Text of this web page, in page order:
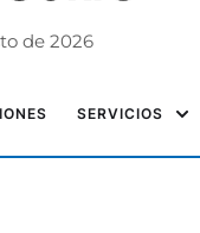
de 2026
SERVICIOS